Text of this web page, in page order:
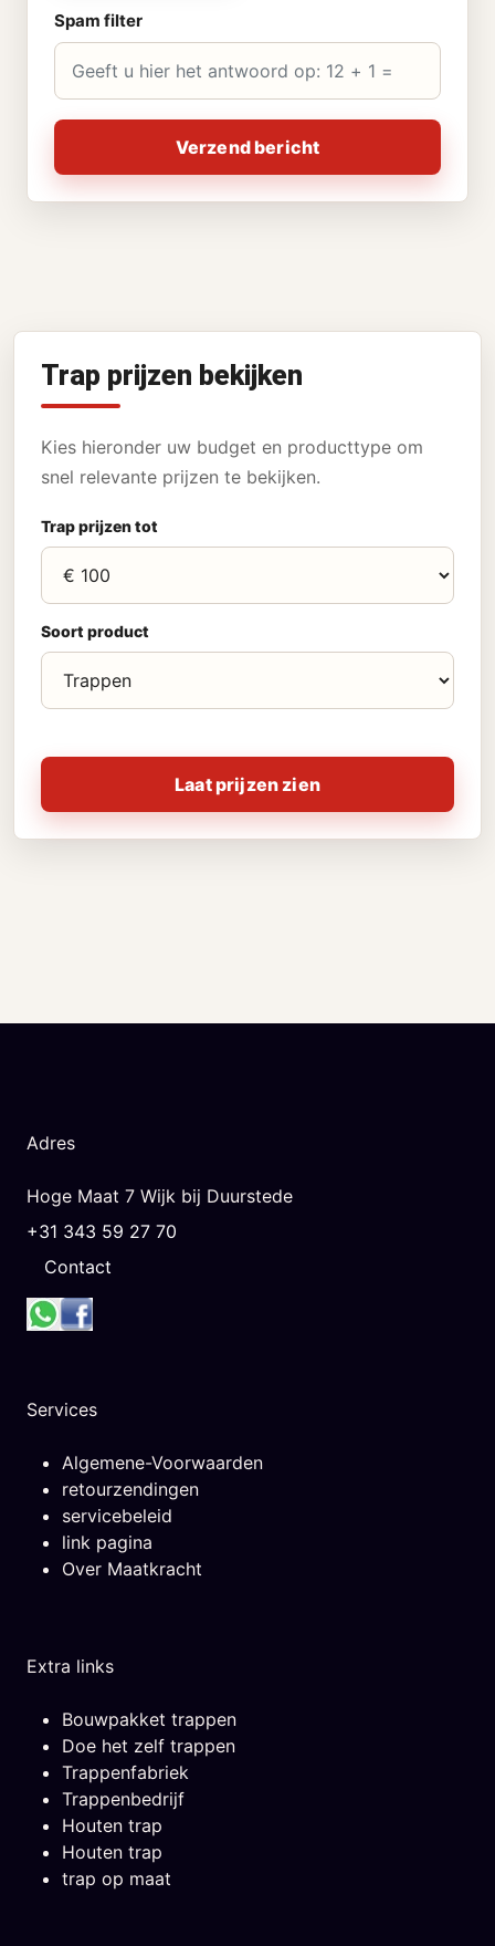
Spam filter
Verzend bericht
Trap prijzen bekijken
Kies hieronder uw budget en producttype om
snel relevante prijzen te bekijken.
Trap prijzen tot
Soort product
Adres
Hoge Maat 7 Wijk bij Duurstede
+31 343 59 27 70
Contact
Services
Algemene-Voorwaarden
retourzendingen
servicebeleid
link pagina
Over Maatkracht
Extra links
Bouwpakket trappen
Doe het zelf trappen
Trappenfabriek
Trappenbedrijf
Houten trap
Houten trap
trap op maat